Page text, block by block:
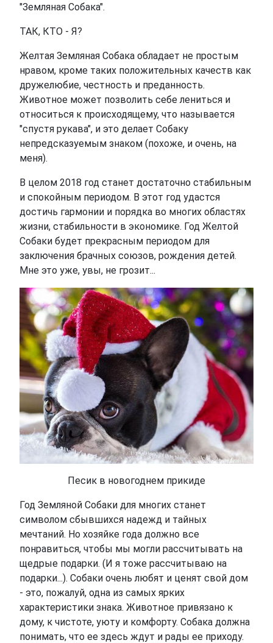
"Земляная Собака".
ТАК, КТО - Я?
Желтая Земляная Собака обладает не простым
нравом, кроме таких положительных качеств как
дружелюбие, честность и преданность.
Животное может позволить себе лениться и
относиться к происходящему, что называется
"спустя рукава", и это делает Собаку
непредсказуемым знаком (похоже, и очень, на
меня).
В целом 2018 год станет достаточно стабильным
и спокойным периодом. В этот год удастся
достичь гармонии и порядка во многих областях
жизни, стабильности в экономике. Год Желтой
Собаки будет прекрасным периодом для
заключения брачных союзов, рождения детей.
Мне это уже, увы, не грозит...
Песик в новогоднем прикиде
Год Земляной Собаки для многих станет
символом сбывшихся надежд и тайных
мечтаний. Но хозяйке года должно все
понравиться, чтобы мы могли рассчитывать на
щедрые подарки. (И я тоже рассчитываю на
подарки...). Собаки очень любят и ценят свой дом
- это, пожалуй, одна из самых ярких
характеристики знака. Животное привязано к
дому, к чистоте, уюту и комфорту. Собака должна
понимать, что ее здесь ждут и рады ее приходу.